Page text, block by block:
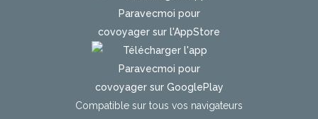
Compatible sur tous vos navigateurs